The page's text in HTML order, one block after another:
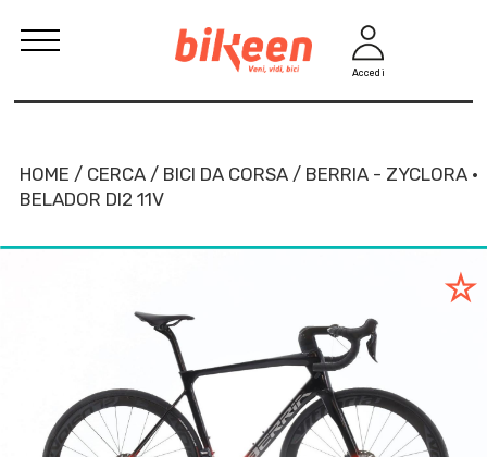
Accedi
HOME / CERCA / BICI DA CORSA / BERRIA - ZYCLORA ·
BELADOR DI2 11V